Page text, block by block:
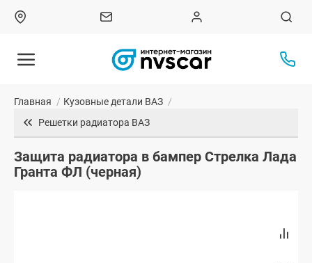
Главная / Кузовные детали ВАЗ /
Решетки радиатора ВАЗ
Защита радиатора в бампер Стрелка Лада
Гранта ФЛ (черная)